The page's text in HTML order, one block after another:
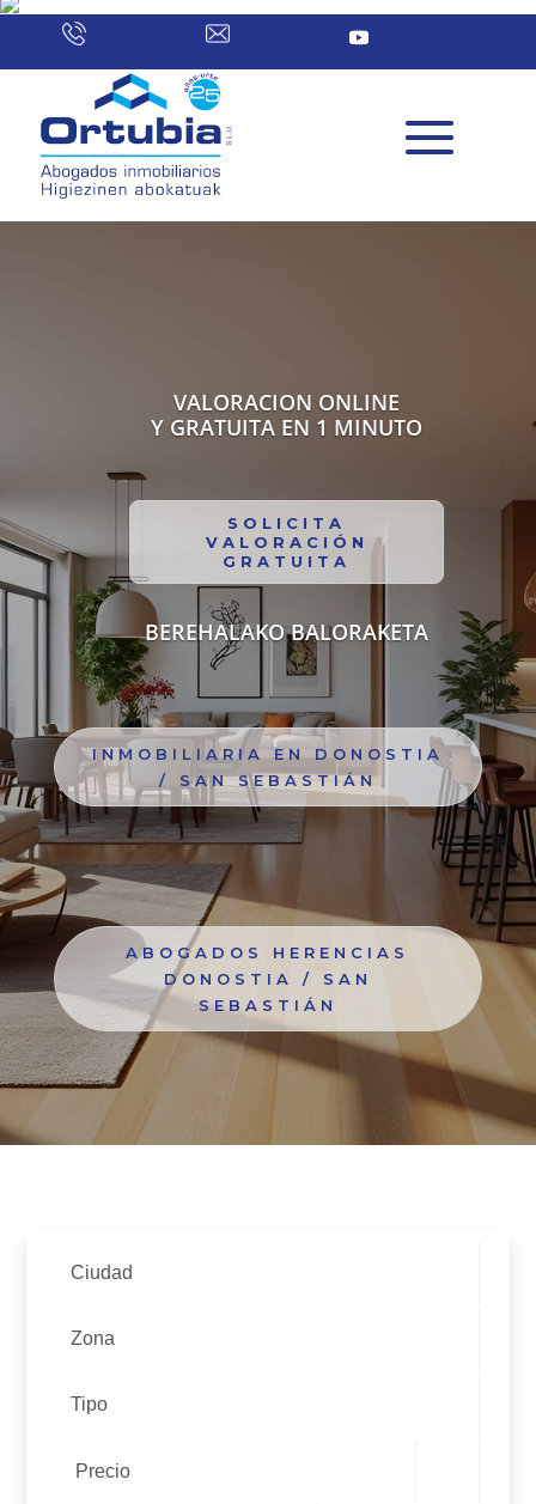
VALORACION ONLINE
Y GRATUITA EN 1 MINUTO
SOLICITA
VALORACIÓN
GRATUITA
BEREHALAKO BALORAKETA
INMOBILIARIA EN DONOSTIA
/ SAN SEBASTIÁN
ABOGADOS HERENCIAS
DONOSTIA / SAN
SEBASTIÁN
Ciudad
Zona
Tipo